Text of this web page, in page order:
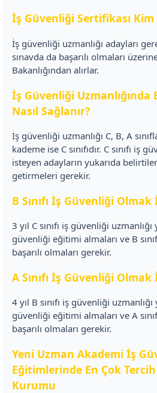
İş Güvenliği Sertifikası
İş güvenliği uzmanlığı adayları
sınavda da başarılı olmaları
Bakanlığından alırlar.
İş Güvenliği Uzmanlığında
Nasıl Sağlanır?
İş güvenliği uzmanlığı C, B, A
kademe ise C sınıfıdır. C sınıfı iş
isteyen adayların yukarıda
getirmeleri gerekir.
B Sınıfı İş Güvenliği
3 yıl C sınıfı iş güvenliği uzmanlığı
güvenliği eğitimi almaları ve B
başarılı olmaları gerekir.
A Sınıfı İş Güvenliği
4 yıl B sınıfı iş güvenliği uzmanlığı
güvenliği eğitimi almaları ve A
başarılı olmaları gerekir.
Yeni Uzman Akademi İş
Eğitimlerinde En Çok
Kurumu